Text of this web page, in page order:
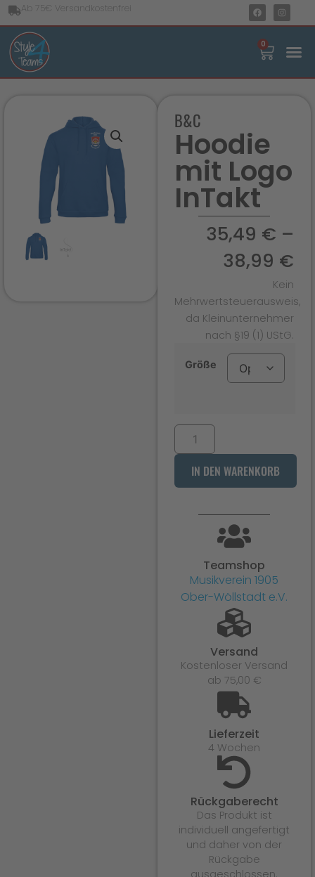
Ab 75€ Versandkostenfrei
0
B&C
Hoodie
mit Logo
InTakt
35,49 € –
38,99 €
Kein
Mehrwertsteuerausweis,
da Kleinunternehmer
nach §19 (1) UStG.
Größe
IN DEN WARENKORB
Teamshop
Musikverein 1905
Ober-Wöllstadt e.V.
Versand
Kostenloser Versand
ab 75,00 €
Lieferzeit
4 Wochen
Rückgaberecht
Das Produkt ist
individuell angefertigt
und daher von der
Rückgabe
ausgeschlossen.